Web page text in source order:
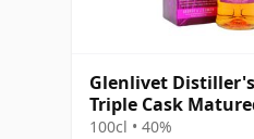
Glenlivet
Triple Cask
Mal
100cl • 40%